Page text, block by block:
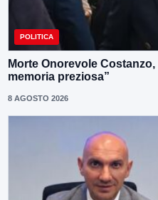
POLITICA
Morte Onorevole
memoria preziosa”
8 AGOSTO 2026